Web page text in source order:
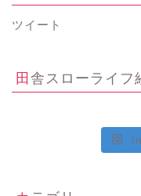
ツイート
田舎スローライ